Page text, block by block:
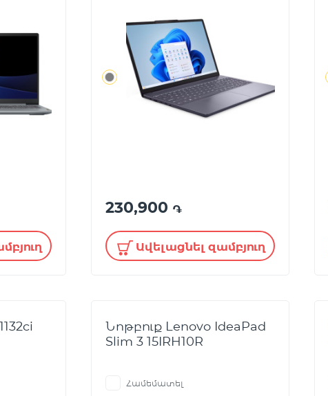
230,900 ֏
Ավելացնել զամբյուղ
Նոթբուք Lenovo IdeaPad
Slim 3 15IRH10R
Համեմատել